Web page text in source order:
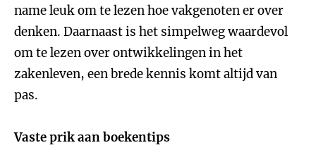
name leuk om te lezen hoe vakgenoten er over
denken. Daarnaast is het simpelweg waardevol
om te lezen over ontwikkelingen in het
zakenleven, een brede kennis komt altijd van
pas.
Vaste prik aan boekentips